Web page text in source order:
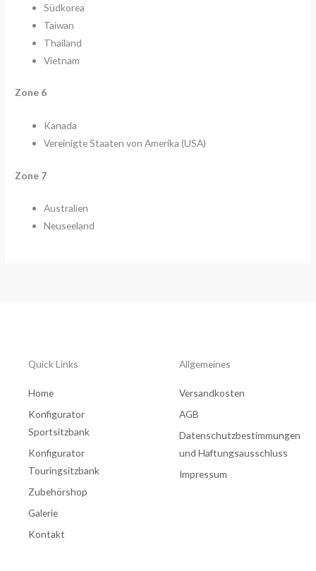
Südkorea
Taiwan
Thailand
Vietnam
Zone 6
Kanada
Vereinigte Staaten von Amerika (USA)
Zone 7
Australien
Neuseeland
Quick Links
Home
Konfigurator
Sportsitzbank
Konfigurator
Touringsitzbank
Zubehörshop
Galerie
Kontakt
Allgemeines
Versandkosten
AGB
Datenschutzbestimmungen
und Haftungsausschluss
Impressum